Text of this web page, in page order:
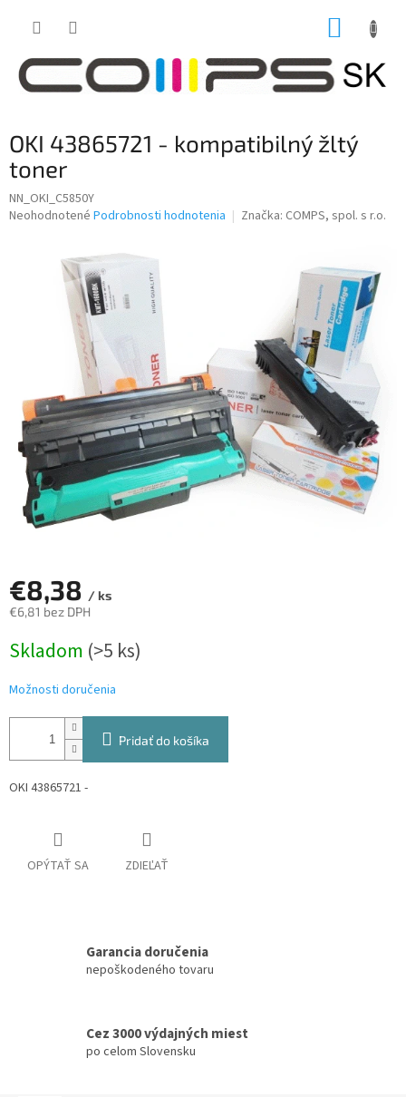
OKI 43865721 - kompatibilný žltý
toner
NN_OKI_C5850Y
Priemerné
Neohodnotené Podrobnosti hodnotenia Značka: COMPS, spol. s r.o.
€8,38 / ks
€6,81 bez DPH
cena:
Skladom (>5 ks)
Možnosti doručenia
Pridať do košíka
OKI 43865721 -
OPÝTAŤ SA ZDIEĽAŤ
Garancia doručenia
nepoškodeného tovaru
Cez 3000 výdajných miest
po celom Slovensku